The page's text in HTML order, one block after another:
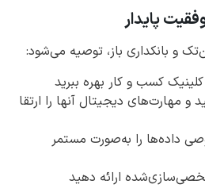
پایدار
و بانکداری باز، توصیه می‌شود:
کسب و کار بهره ببرید
و مهارت‌های دیجیتال آنها را ارتقا
داده‌ها را به‌صورت مستمر
ارائه دهید